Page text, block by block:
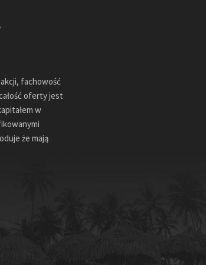
fachowość
oferty jest
w
że mają